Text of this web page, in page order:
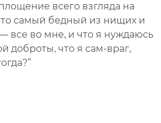
всего взгляда на
самый бедный из нищих и
все во мне, и что я нуждаюсь
доброты, что я сам-враг,